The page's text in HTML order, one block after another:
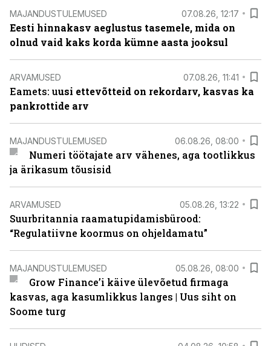
MAJANDUSTULEMUSED 07.08.26, 12:17
Eesti hinnakasv aeglustus tasemele, mida on
olnud vaid kaks korda kümne aasta jooksul
ARVAMUSED 07.08.26, 11:41
Eamets: uusi ettevõtteid on rekordarv, kasvas ka
pankrottide arv
MAJANDUSTULEMUSED 06.08.26, 08:00
Numeri töötajate arv vähenes, aga tootlikkus
ja ärikasum tõusisid
ARVAMUSED 05.08.26, 13:22
Suurbritannia raamatupidamisbürood:
“Regulatiivne koormus on ohjeldamatu”
MAJANDUSTULEMUSED 05.08.26, 08:00
Grow Finance’i käive ülevõetud firmaga
kasvas, aga kasumlikkus langes | Uus siht on
Soome turg